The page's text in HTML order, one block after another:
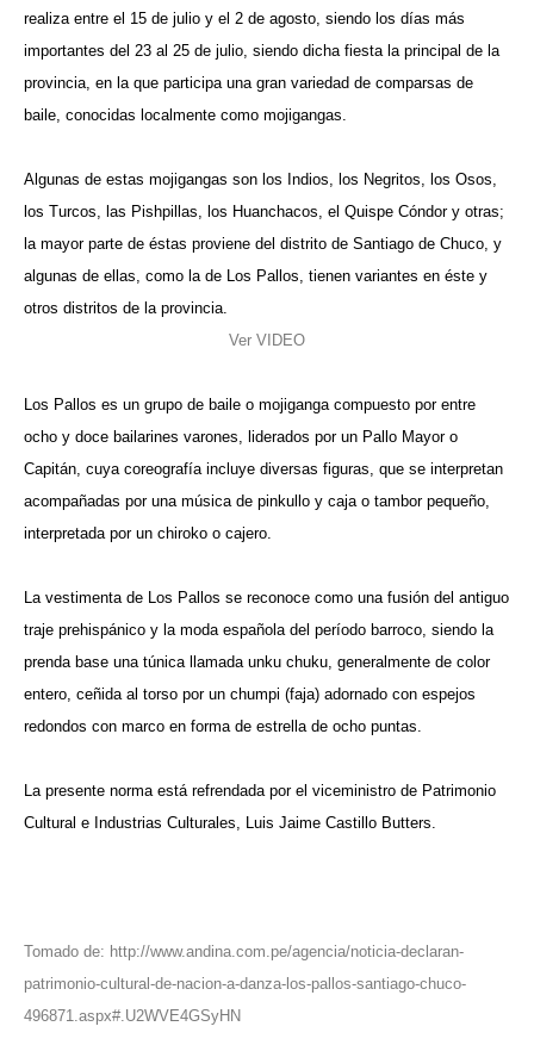
realiza entre el 15 de julio y el 2 de agosto, siendo los días más
importantes del 23 al 25 de julio, siendo dicha fiesta la principal de la
provincia, en la que participa una gran variedad de comparsas de
baile, conocidas localmente como mojigangas.
Algunas de estas mojigangas son los Indios, los Negritos, los Osos,
los Turcos, las Pishpillas, los Huanchacos, el Quispe Cóndor y otras;
la mayor parte de éstas proviene del distrito de Santiago de Chuco, y
algunas de ellas, como la de Los Pallos, tienen variantes en éste y
otros distritos de la provincia.
Ver VIDEO
Los Pallos es un grupo de baile o mojiganga compuesto por entre
ocho y doce bailarines varones, liderados por un Pallo Mayor o
Capitán, cuya coreografía incluye diversas figuras, que se interpretan
acompañadas por una música de pinkullo y caja o tambor pequeño,
interpretada por un chiroko o cajero.
La vestimenta de Los Pallos se reconoce como una fusión del antiguo
traje prehispánico y la moda española del período barroco, siendo la
prenda base una túnica llamada unku chuku, generalmente de color
entero, ceñida al torso por un chumpi (faja) adornado con espejos
redondos con marco en forma de estrella de ocho puntas.
La presente norma está refrendada por el viceministro de Patrimonio
Cultural e Industrias Culturales, Luis Jaime Castillo Butters.
Tomado de: http://www.andina.com.pe/agencia/noticia-declaran-
patrimonio-cultural-de-nacion-a-danza-los-pallos-santiago-chuco-
496871.aspx#.U2WVE4GSyHN